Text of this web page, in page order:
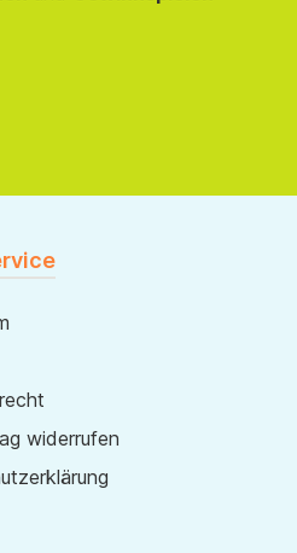
widerrufen